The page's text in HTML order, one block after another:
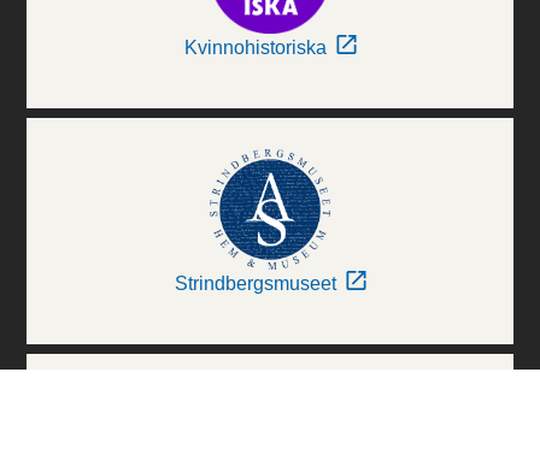
Kvinnohistoriska
Strindbergsmuseet